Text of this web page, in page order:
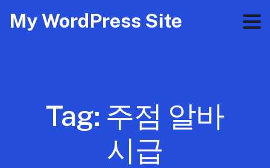
My WordPress Site
Tag: 주점 알바
시급